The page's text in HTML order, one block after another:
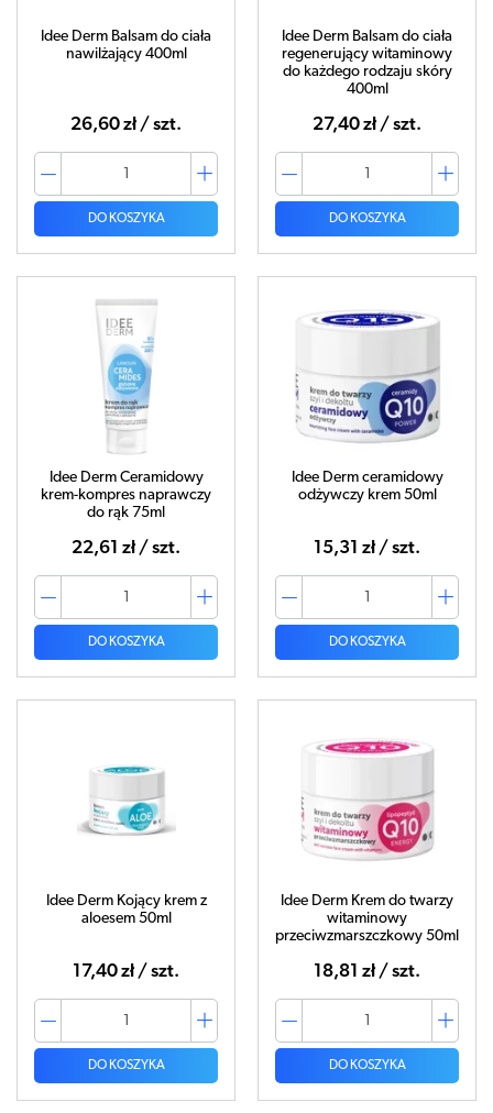
Idee Derm Balsam do ciała
nawilżający 400ml
26,60 zł / szt.
DO KOSZYKA
Idee Derm Balsam do ciała
regenerujący witaminowy
do każdego rodzaju skóry
400ml
27,40 zł / szt.
DO KOSZYKA
Idee Derm Ceramidowy
krem-kompres naprawczy
do rąk 75ml
22,61 zł / szt.
DO KOSZYKA
Idee Derm ceramidowy
odżywczy krem 50ml
15,31 zł / szt.
DO KOSZYKA
Idee Derm Kojący krem z
aloesem 50ml
17,40 zł / szt.
DO KOSZYKA
Idee Derm Krem do twarzy
witaminowy
przeciwzmarszczkowy 50ml
18,81 zł / szt.
DO KOSZYKA